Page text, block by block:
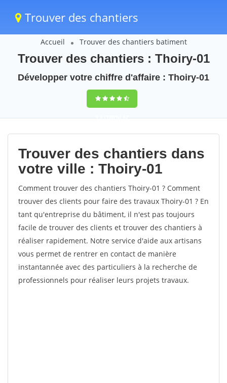
Trouver des chantiers
Accueil Trouver des chantiers batiment
Trouver des chantiers : Thoiry-01
Développer votre chiffre d'affaire : Thoiry-01
9,5(100%)42
votes
Trouver des chantiers dans
votre ville : Thoiry-01
Comment trouver des chantiers Thoiry-01 ? Comment
trouver des clients pour faire des travaux Thoiry-01 ? En
tant qu'entreprise du bâtiment, il n'est pas toujours
facile de trouver des clients et trouver des chantiers à
réaliser rapidement. Notre service d'aide aux artisans
vous permet de rentrer en contact de manière
instantannée avec des particuliers à la recherche de
professionnels pour réaliser leurs projets travaux.